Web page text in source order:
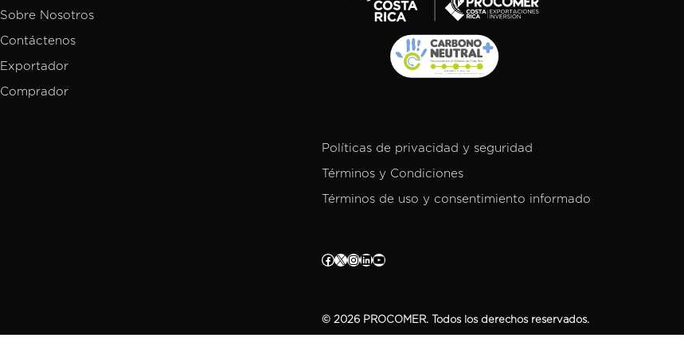
Sobre Nosotros
Contáctenos
Exportador
Comprador
Políticas de privacidad y seguridad
Términos y Condiciones
Términos de uso y consentimiento informado
© 2026 PROCOMER. Todos los derechos reservados.